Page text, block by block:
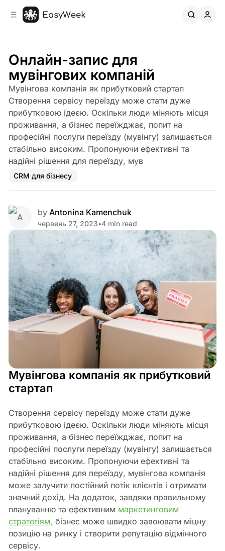
Онлайн-запис для
мувінгових компаній
Мувінгова компанія як прибутковий стартап
Створення сервісу переїзду може стати дуже
прибутковою ідеєю. Оскільки люди міняють місця
проживання, а бізнес переїжджає, попит на
професійні послуги переїзду (мувінгу) залишається
стабільно високим. Пропонуючи ефективні та
надійні рішення для переїзду, мув
CRM для бізнесу
by Antonina Kamenchuk
червень 27, 2023•4 min read
Share
Мувінгова компанія як прибутковий
стартап
Створення сервісу переїзду може стати дуже
прибутковою ідеєю. Оскільки люди міняють місця
проживання, а бізнес переїжджає, попит на
професійні послуги переїзду (мувінгу) залишається
стабільно високим. Пропонуючи ефективні та
надійні рішення для переїзду, мувінгова компанія
може залучити постійний потік клієнтів і отримати
значний дохід. На додаток, завдяки правильному
плануванню та ефективним маркетинговим
стратегіям, бізнес може швидко завоювати міцну
позицію на ринку і створити репутацію відмінного
сервісу.